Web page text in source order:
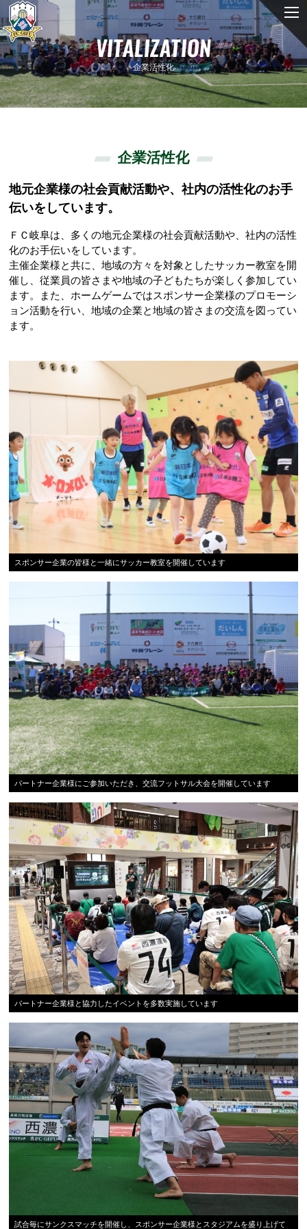
VITALIZATION
企業活性化
企業活性化
地元企業様の社会貢献活動や、社内の活性化のお手
伝いをしています。
ＦＣ岐阜は、多くの地元企業様の社会貢献活動や、社内の活性
化のお手伝いをしています。
主催企業様と共に、地域の方々を対象としたサッカー教室を開
催し、従業員の皆さまや地域の子どもたちが楽しく参加してい
ます。また、ホームゲームではスポンサー企業様のプロモーシ
ョン活動を行い、地域の企業と地域の皆さまの交流を図ってい
ます。
スポンサー企業の皆様と一緒にサッカー教室を開催しています
パートナー企業様にご参加いただき、交流フットサル大会を開催しています
パートナー企業様と協力したイベントを多数実施しています
試合毎にサンクスマッチを開催し、スポンサー企業様とスタジアムを盛り上げて